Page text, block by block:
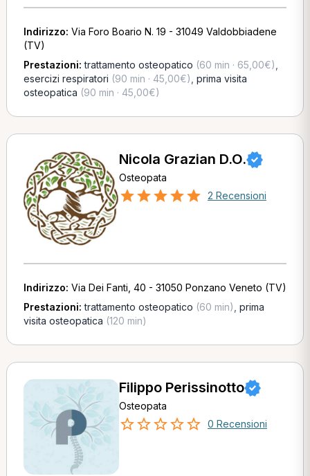
Indirizzo: Via Foro Boario N. 19 - 31049 Valdobbiadene
(TV)
Prestazioni:trattamento osteopatico (60 min · 65,00€)
esercizi respiratori (90 min · 45,00€) prima visita
osteopatica (90 min · 45,00€)
Nicola Grazian D.O.
Osteopata
2 Recensioni
Indirizzo: Via Dei Fanti, 40 - 31050 Ponzano Veneto (TV)
Prestazioni:trattamento osteopatico (60 min) prima
visita osteopatica (120 min)
Filippo Perissinotto
Osteopata
0 Recensioni